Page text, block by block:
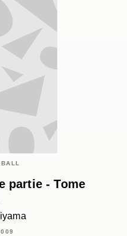
BALL
partie - Tome